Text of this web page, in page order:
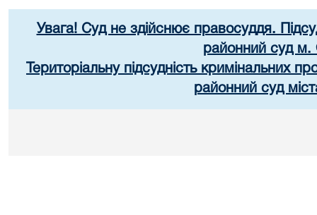
Увага! Суд не здійснює правосуддя.
районний суд м.
Територіальну підсудність кримінальних
районний суд